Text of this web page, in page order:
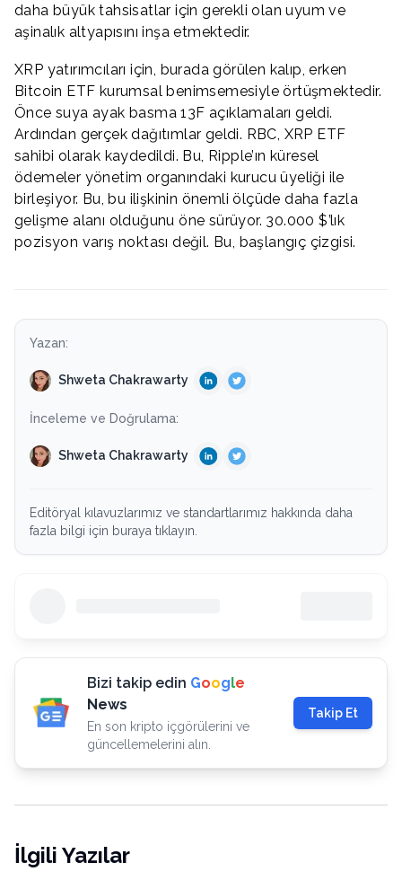
daha büyük tahsisatlar için gerekli olan uyum ve
aşinalık altyapısını inşa etmektedir.
XRP yatırımcıları için, burada görülen kalıp, erken
Bitcoin ETF kurumsal benimsemesiyle örtüşmektedir.
Önce suya ayak basma 13F açıklamaları geldi.
Ardından gerçek dağıtımlar geldi. RBC, XRP ETF
sahibi olarak kaydedildi. Bu, Ripple’ın küresel
ödemeler yönetim organındaki kurucu üyeliği ile
birleşiyor. Bu, bu ilişkinin önemli ölçüde daha fazla
gelişme alanı olduğunu öne sürüyor. 30.000 $’lık
pozisyon varış noktası değil. Bu, başlangıç çizgisi.
Yazan:
Shweta Chakrawarty
İnceleme ve Doğrulama:
Shweta Chakrawarty
Editöryal kılavuzlarımız ve standartlarımız hakkında daha
fazla bilgi için buraya tıklayın.
Bizi takip edin Google
News
En son kripto içgörülerini ve
güncellemelerini alın.
Takip Et
İlgili Yazılar